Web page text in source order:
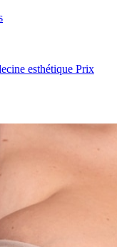
esthétique Prix